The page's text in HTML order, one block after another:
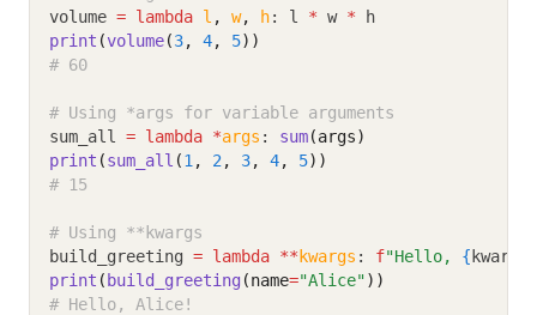
volume = lambda l , w, h: l * w * h
print (volume(3, 4, 5))
# 60
# Using *args for variable arguments
sum_all = lambda *args : sum(args)
print (sum_all (1 , 2 , 3, 4, 5))
# 15
# Using **kwargs
build_greeting = lambda ** kwargs : f"Hello, { kwargs
print ( build_greeting (name="Alice"))
# Hello, Alice!